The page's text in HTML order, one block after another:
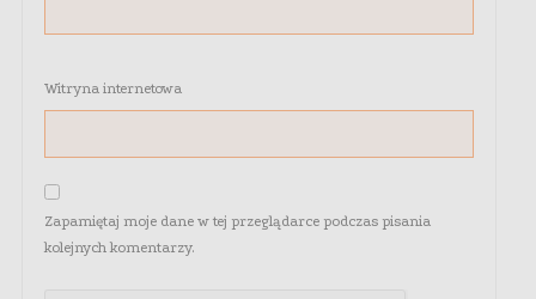
Witryna internetowa
Zapamiętaj moje dane w tej przeglądarce podczas pisania
kolejnych komentarzy.